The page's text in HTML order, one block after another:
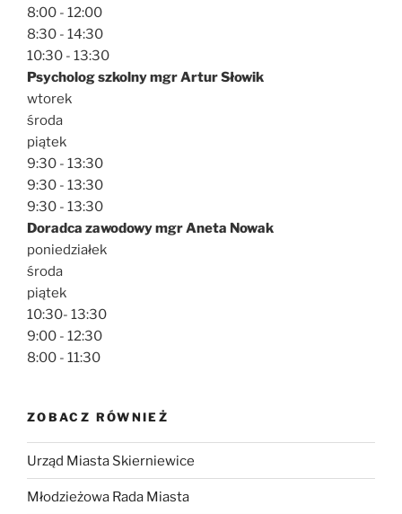
8:00 - 12:00
8:30 - 14:30
10:30 - 13:30
Psycholog szkolny mgr Artur Słowik
wtorek
środa
piątek
9:30 - 13:30
9:30 - 13:30
9:30 - 13:30
Doradca zawodowy mgr Aneta Nowak
poniedziałek
środa
piątek
10:30- 13:30
9:00 - 12:30
8:00 - 11:30
ZOBACZ RÓWNIEŻ
Urząd Miasta Skierniewice
Młodzieżowa Rada Miasta